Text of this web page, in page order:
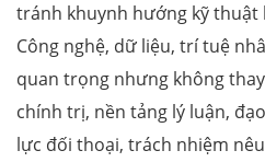
tránh khuynh hướng kỹ
Công nghệ, dữ liệu, trí tuệ
quan trọng nhưng không
chính trị, nền tảng lý luận,
lực đối thoại, trách nhiệm